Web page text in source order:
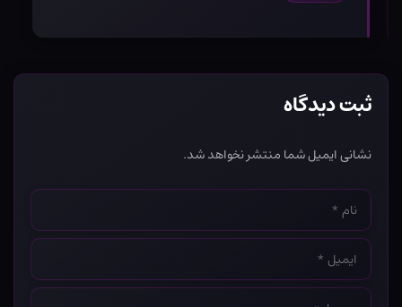
ثبت دیدگاه
نشانی ایمیل شما منتشر نخواهد شد.
نام
*
ایمیل
*
وب‌سایت